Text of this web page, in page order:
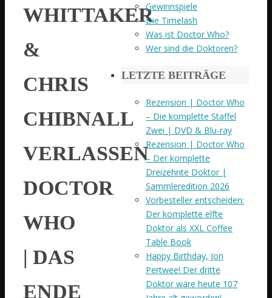
WHITTAKER
&
CHRIS
CHIBNALL
VERLASSEN
DOCTOR
WHO
| DAS
ENDE
Gewinnspiele
Die Timelash
Was ist Doctor Who?
Wer sind die Doktoren?
LETZTE BEITRÄGE
Rezension | Doctor Who
– Die komplette Staffel
Zwei | DVD & Blu-ray
Rezension | Doctor Who
– Der komplette
Dreizehnte Doktor |
Sammleredition 2026
Vorbesteller entscheiden:
Der komplette elfte
Doktor als XXL Coffee
Table Book
Happy Birthday, Jon
Pertwee! Der dritte
Doktor wäre heute 107